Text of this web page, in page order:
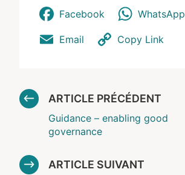
Facebook WhatsApp
Email Copy Link
ARTICLE PRÉCÉDENT
Guidance – enabling good
governance
ARTICLE SUIVANT